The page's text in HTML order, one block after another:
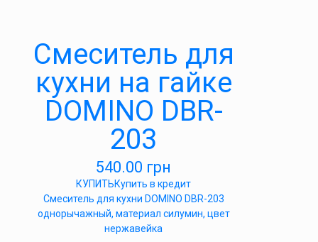
Cмеситель для
кухни на гайке
DOMINO DBR-
203
540.00 грн
КУПИТЬКупить в кредит
Cмеситель для кухни DOMINO DBR-203
однорычажный, материал силумин, цвет
нержавейка